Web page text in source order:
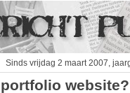
Sinds vrijdag 2 maart 2007,
website?